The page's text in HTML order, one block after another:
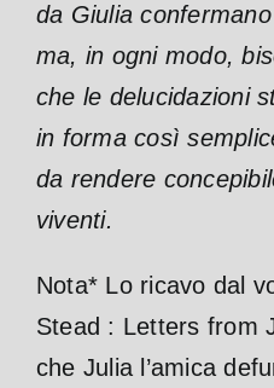
da Giulia
ma, in ogni modo,
che le delucidazioni
in forma così
da rendere
viventi.
Nota* Lo ricavo dal
Stead : Letters from
che Julia l’amica